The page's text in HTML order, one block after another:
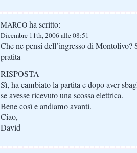
MARCO ha scritto:
Dicembre 11th, 2006 alle 08:51
Che ne pensi dell’ingresso di Montolivo?
pratita
RISPOSTA
Sì, ha cambiato la partita e dopo aver
se avesse ricevuto una scossa elettrica.
Bene così e andiamo avanti.
Ciao,
David